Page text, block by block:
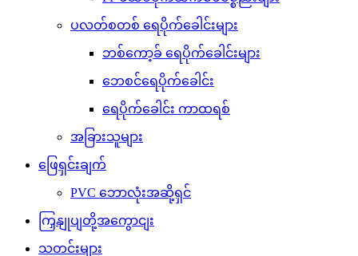
ပလတ်စတစ် ရေပိုက်ခေါင်းများ
ဘစ်ကော့ခ် ရေပိုက်ခေါင်းများ
ဘေစင်ရေပိုက်ခေါင်း
ရေပိုက်ခေါင်း ကာထရစ်
အခြားသူများ
ဖြေရှင်းချက်
PVC ဘောလုံးအဆို့ရှင်
ကြှနျုပျတို့အကွောငျး
သတင်းများ